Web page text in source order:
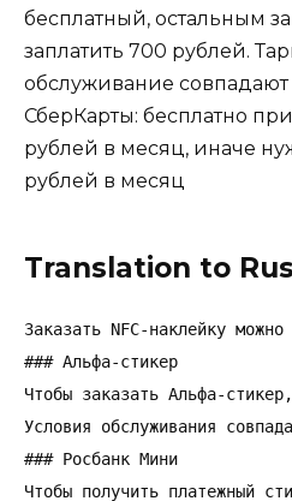
бесплатный, остальным
заплатить 700 рублей.
обслуживание
СберКарты: бесплатно при
рублей в месяц, иначе
рублей в месяц
Translation to
Заказать NFC-наклейку
### Альфа-стикер
Чтобы заказать Альфа-
Условия обслуживания
### Росбанк Мини
Чтобы получить платежный